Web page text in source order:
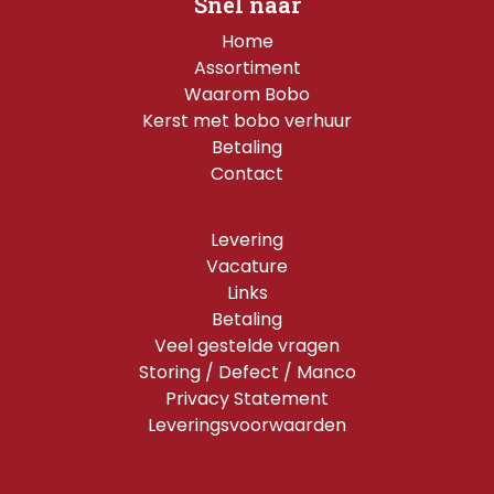
Home
Assortiment
Waarom Bobo
Kerst met bobo verhuur
Betaling
Contact
Levering
Vacature
Links
Betaling
Veel gestelde vragen
Storing / Defect / Manco
Privacy Statement
Leveringsvoorwaarden